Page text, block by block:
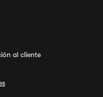
al cliente